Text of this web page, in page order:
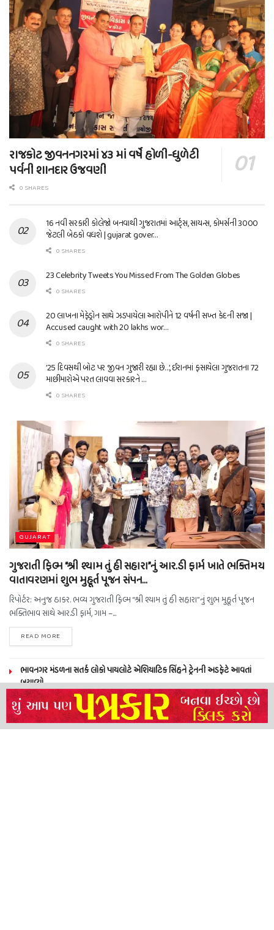
રાજકોટ જીવનનગરમાં ૪૩ માં વર્ષે હોળી-ધુળેટી
પર્વની શાનદાર ઉજવણી
0 SHARES
16 નવી સરકારી કોલેજો બનવાથી ગુજરાતમાં આર્ટ્સ, સાયન્સ, કોમર્સની 3000
જેટલી બેઠકો વધશે | gujarat gover…
0 SHARES
23 Celebrity Tweets You Missed From The Golden Globes
0 SHARES
20 લાખના મેફેડ્રોન સાથે ઝડપાયેલા આરોપીને 12 વર્ષની સખ્ત કેદની સજા |
Accused caught with 20 lakhs wor…
0 SHARES
’25 દિવસથી બોટ પર જીવન ગુજારી રહ્યા છે…’, ઈરાનમાં ફસાયેલા ગુજરાતના 72
માછીમારોએ પરત લાવવા સરકારને …
0 SHARES
GUJARAT
ગુજરાતી ફિલ્મ “શ્રી શ્યામ તું હી સહારા”નું આર.ડી ફાર્મ ખાતે ભક્તિમય
વાતાવરણમાં શુભ મુહૂર્ત પૂજન સંપન…
રિપોર્ટર: અનુજ ઠાકર. ભવ્ય ગુજરાતી ફિલ્મ “શ્રી શ્યામ તું હી સહારા”નું શુભ મુહૂર્ત પૂજન
ભક્તિભાવ સાથે આર.ડી ફાર્મ, ગામ –...
READ MORE
ભાવનગર મંડળના સતર્ક લોકો પાયલોટે એશિયાટિક સિંહને ટ્રેનની અડફેટે આવતાં
બચાવ્યો
NEERAJ TIWARI’S ACTION FRANCHISE ROLLS WITH TIGER SHROFF,
REMO D’SOUZA AND A POWER-PACKED ENSEMBLE
ધારી પત્રકાર સંઘ – અમરેલી બ્રોડગેજ કમેટી દ્વારા જીલ્લા કલેકટર ને આવેદનપત્ર